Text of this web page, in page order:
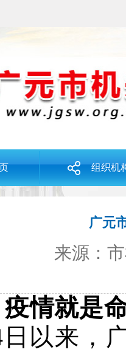
组织机
广元
来源：
疫情就是
日以来，